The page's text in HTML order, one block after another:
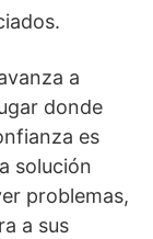
a
donde
es
solución
problemas,
a sus